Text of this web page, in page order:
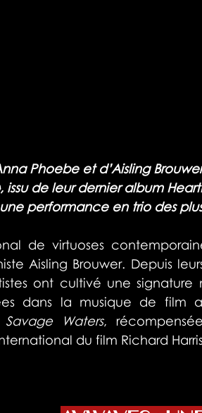
Phoebe et d’Aisling
issu de leur dernier album
performance en trio des
de virtuoses
Aisling Brouwer. Depuis
ont cultivé une signature
dans la musique de film
Savage Waters,
du film Richard